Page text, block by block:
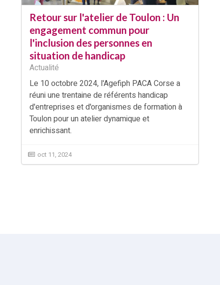
Retour sur l'atelier de Toulon : Un
engagement commun pour
l'inclusion des personnes en
situation de handicap
Actualité
Le 10 octobre 2024, l'Agefiph PACA Corse a
réuni une trentaine de référents handicap
d'entreprises et d'organismes de formation à
Toulon pour un atelier dynamique et
enrichissant.
oct 11, 2024